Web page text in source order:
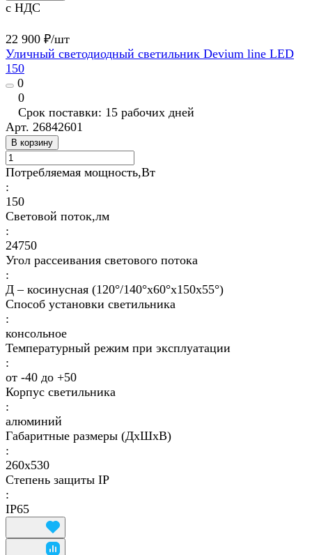
с НДС
22 900 ₽/шт
Уличный светодиодный светильник Devium line LED
150
0
0
Срок поставки: 15 рабочих дней
Арт. 26842601
В корзину
Потребляемая мощность,Вт
:
150
Световой поток,лм
:
24750
Угол рассеивания светового потока
:
Д – косинусная (120°/140°х60°х150x55°)
Способ установки светильника
:
консольное
Температурный режим при эксплуатации
:
от -40 до +50
Корпус светильника
:
алюминий
Габаритные размеры (ДхШхВ)
:
260x530
Степень защиты IP
:
IP65